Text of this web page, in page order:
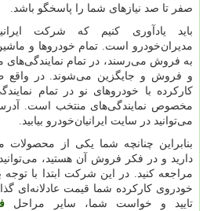
صفر تا صد نیازهای شما را پاسخگو باشد.
باید یادآوری کنیم که شرکت
مدیران‌خودرو است. تمام خودروها و
به فروش می‌رسند، در تمام نمایندگی‌های
و فروش و جایگزین می‌شوند. در واقع
کارکرده با خودروهای نو در تمام
مخصوص نمایندگی‌های منتخب است. آدرس
می‌توانید در سایت ایرانیان‌خودرو بیابید.
بنابراین چنانچه شما یکی از محصولات
دارید و در فکر فروش آن هستید،
مراجعه کنید. در این شرکت ابتدا با
خودروی کارکرده شما قیمت عادلانه‌ای
تایید و خواست شما، سایر مراحل